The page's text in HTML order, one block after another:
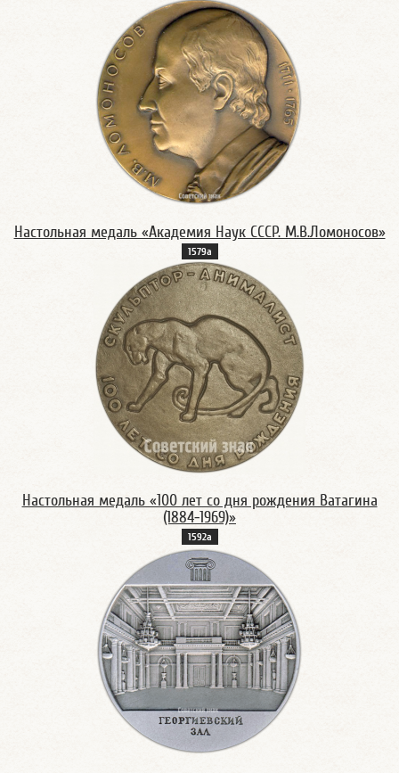
Настольная медаль «Академия Наук СССР. М.В.Ломоносов»
1579а
Настольная медаль «100 лет со дня рождения Ватагина
(1884-1969)»
1592а